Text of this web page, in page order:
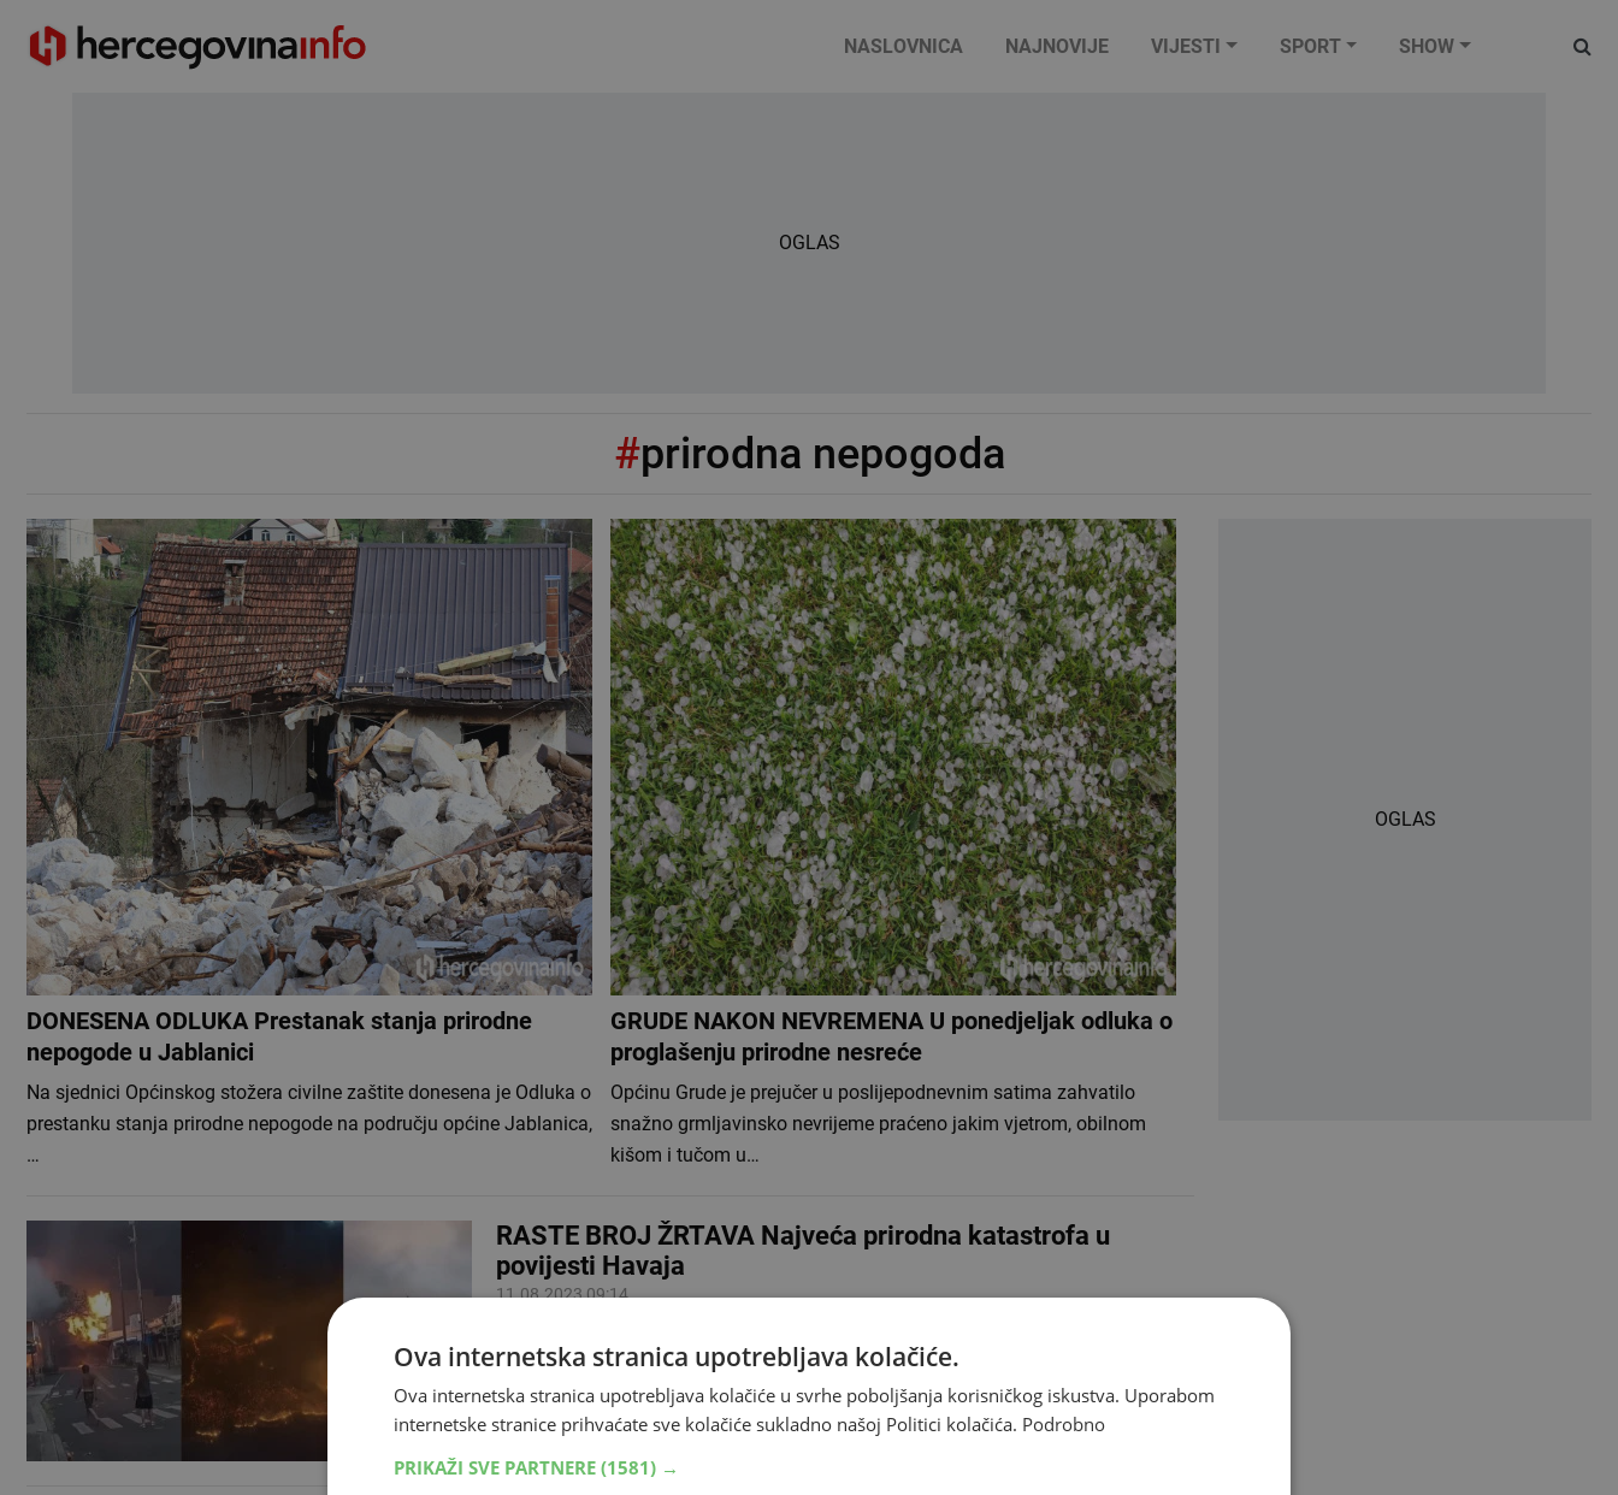
NASLOVNICA NAJNOVIJE VIJESTI SPORT SHOW
OGLAS
#prirodna nepogoda
DONESENA ODLUKA Prestanak stanja prirodne
nepogode u Jablanici
Na sjednici Općinskog stožera civilne zaštite donesena je Odluka o
prestanku stanja prirodne nepogode na području općine Jablanica,
…
GRUDE NAKON NEVREMENA U ponedjeljak odluka o
proglašenju prirodne nesreće
Općinu Grude je prejučer u poslijepodnevnim satima zahvatilo
snažno grmljavinsko nevrijeme praćeno jakim vjetrom, obilnom
kišom i tučom u…
RASTE BROJ ŽRTAVA Najveća prirodna katastrofa u
povijesti Havaja
11.08.2023 09:14
Maui, dok se oko 1000 vodi kao nestalo, objavili su danas lokalni dužnosnici.
Prema riječima guvernera Josha…
OGLAS
Ova internetska stranica upotrebljava kolačiće.
Ova internetska stranica upotrebljava kolačiće u svrhe poboljšanja korisničkog iskustva. Uporabom
internetske stranice prihvaćate sve kolačiće sukladno našoj Politici kolačića. Podrobno
PRIKAŽI SVE PARTNERE (1581) →